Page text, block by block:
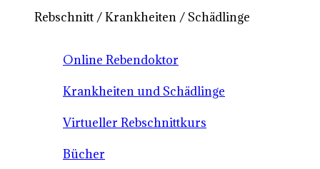
Rebschnitt / Krankheiten / Schädlinge
Online Rebendoktor
Krankheiten und Schädlinge
Virtueller Rebschnittkurs
Bücher